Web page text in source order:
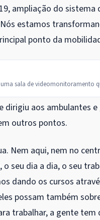
ampliação do
estamos
ponto da
sala de videomonitoramento
dirigiu aos ambulantes
outros pontos.
Nem aqui, nem no
o seu dia a dia, o seu
dando os cursos
possam também
trabalhar, a gente tem